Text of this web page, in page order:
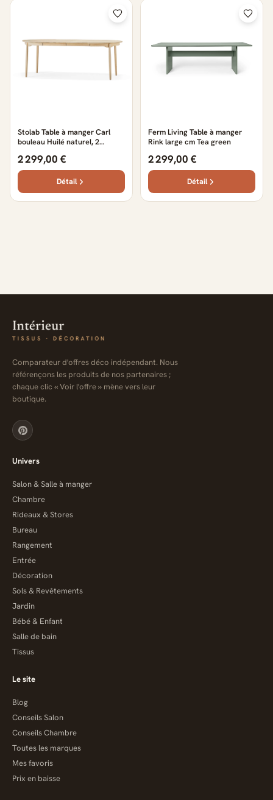
Stolab Table à manger Carl
bouleau Huilé naturel, 2
2 299,00 €
Détail
Ferm Living Table à manger
Rink large cm Tea green
2 299,00 €
Détail
Comparateur d'offres déco indépendant. Nous
référençons les produits de nos partenaires ;
chaque clic « Voir l'offre » mène vers leur
boutique.
Univers
Salon & Salle à manger
Chambre
Rideaux & Stores
Bureau
Rangement
Entrée
Décoration
Sols & Revêtements
Jardin
Bébé & Enfant
Salle de bain
Tissus
Le site
Blog
Conseils Salon
Conseils Chambre
Toutes les marques
Mes favoris
Prix en baisse